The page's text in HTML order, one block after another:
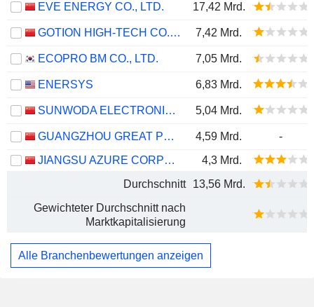
EVE ENERGY CO., LTD. 17,42 Mrd.
GOTION HIGH-TECH CO.,LTD. 7,42 Mrd.
ECOPRO BM CO., LTD. 7,05 Mrd.
ENERSYS 6,83 Mrd.
SUNWODA ELECTRONIC CO.,LTD 5,04 Mrd.
GUANGZHOU GREAT POWER ENERGY AND TECHNOLOGY CO., LTD 4,59 Mrd.
-
JIANGSU AZURE CORPORATION
4,3 Mrd.
Durchschnitt
13,56 Mrd.
Gewichteter Durchschnitt nach
Marktkapitalisierung
Alle Branchenbewertungen anzeigen